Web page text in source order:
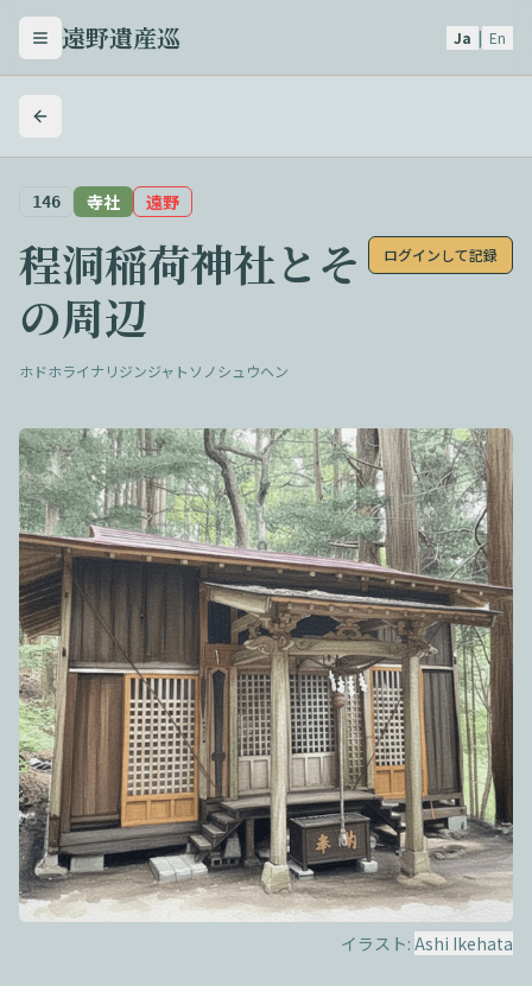
メニューを開く
遠野遺産巡 Ja | En
146 寺社 遠野
程洞稲荷神社とそ
の周辺
ログインして記録
ホドホライナリジンジャトソノシュウヘン
イラスト: Ashi Ikehata